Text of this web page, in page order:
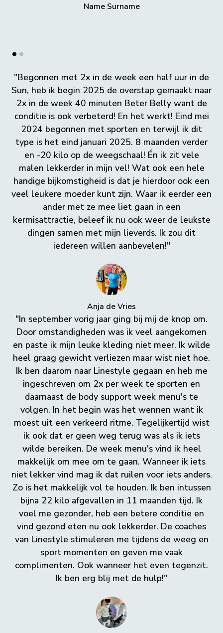
Name Surname
"Begonnen met 2x in de week een half uur in de
Sun, heb ik begin 2025 de overstap gemaakt naar
2x in de week 40 minuten Beter Belly want de
conditie is ook verbeterd! En het werkt! Eind mei
2024 begonnen met sporten en terwijl ik dit
type is het eind januari 2025. 8 maanden verder
en -20 kilo op de weegschaal! Én ik zit vele
malen lekkerder in mijn vel! Wat ook een hele
handige bijkomstigheid is dat je hierdoor ook een
veel leukere moeder kunt zijn. Waar ik eerder een
ander met ze mee liet gaan in een
kermisattractie, beleef ik nu ook weer de leukste
dingen samen met mijn lieverds. Ik zou dit
iedereen willen aanbevelen!"
Anja de Vries
"In september vorig jaar ging bij mij de knop om.
Door omstandigheden was ik veel aangekomen
en paste ik mijn leuke kleding niet meer. Ik wilde
heel graag gewicht verliezen maar wist niet hoe.
Ik ben daarom naar Linestyle gegaan en heb me
ingeschreven om 2x per week te sporten en
daarnaast de body support week menu's te
volgen. In het begin was het wennen want ik
moest uit een verkeerd ritme. Tegelijkertijd wist
ik ook dat er geen weg terug was als ik iets
wilde bereiken. De week menu's vind ik heel
makkelijk om mee om te gaan. Wanneer ik iets
niet lekker vind mag ik dat ruilen voor iets anders.
Zo is het makkelijk vol te houden. Ik ben intussen
bijna 22 kilo afgevallen in 11 maanden tijd. Ik
voel me gezonder, heb een betere conditie en
vind gezond eten nu ook lekkerder. De coaches
van Linestyle stimuleren me tijdens de weeg en
sport momenten en geven me vaak
complimenten. Ook wanneer het even tegenzit.
Ik ben erg blij met de hulp!"